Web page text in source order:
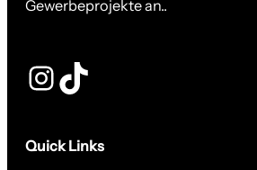
Gewerbeprojekte an..
InstagramTikTok
Quick Links